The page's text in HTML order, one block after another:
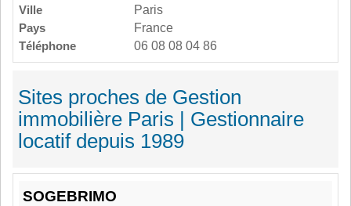
Ville
Paris
Pays
France
Téléphone
06 08 08 04 86
Sites proches de Gestion
immobilière Paris | Gestionnaire
locatif depuis 1989
SOGEBRIMO